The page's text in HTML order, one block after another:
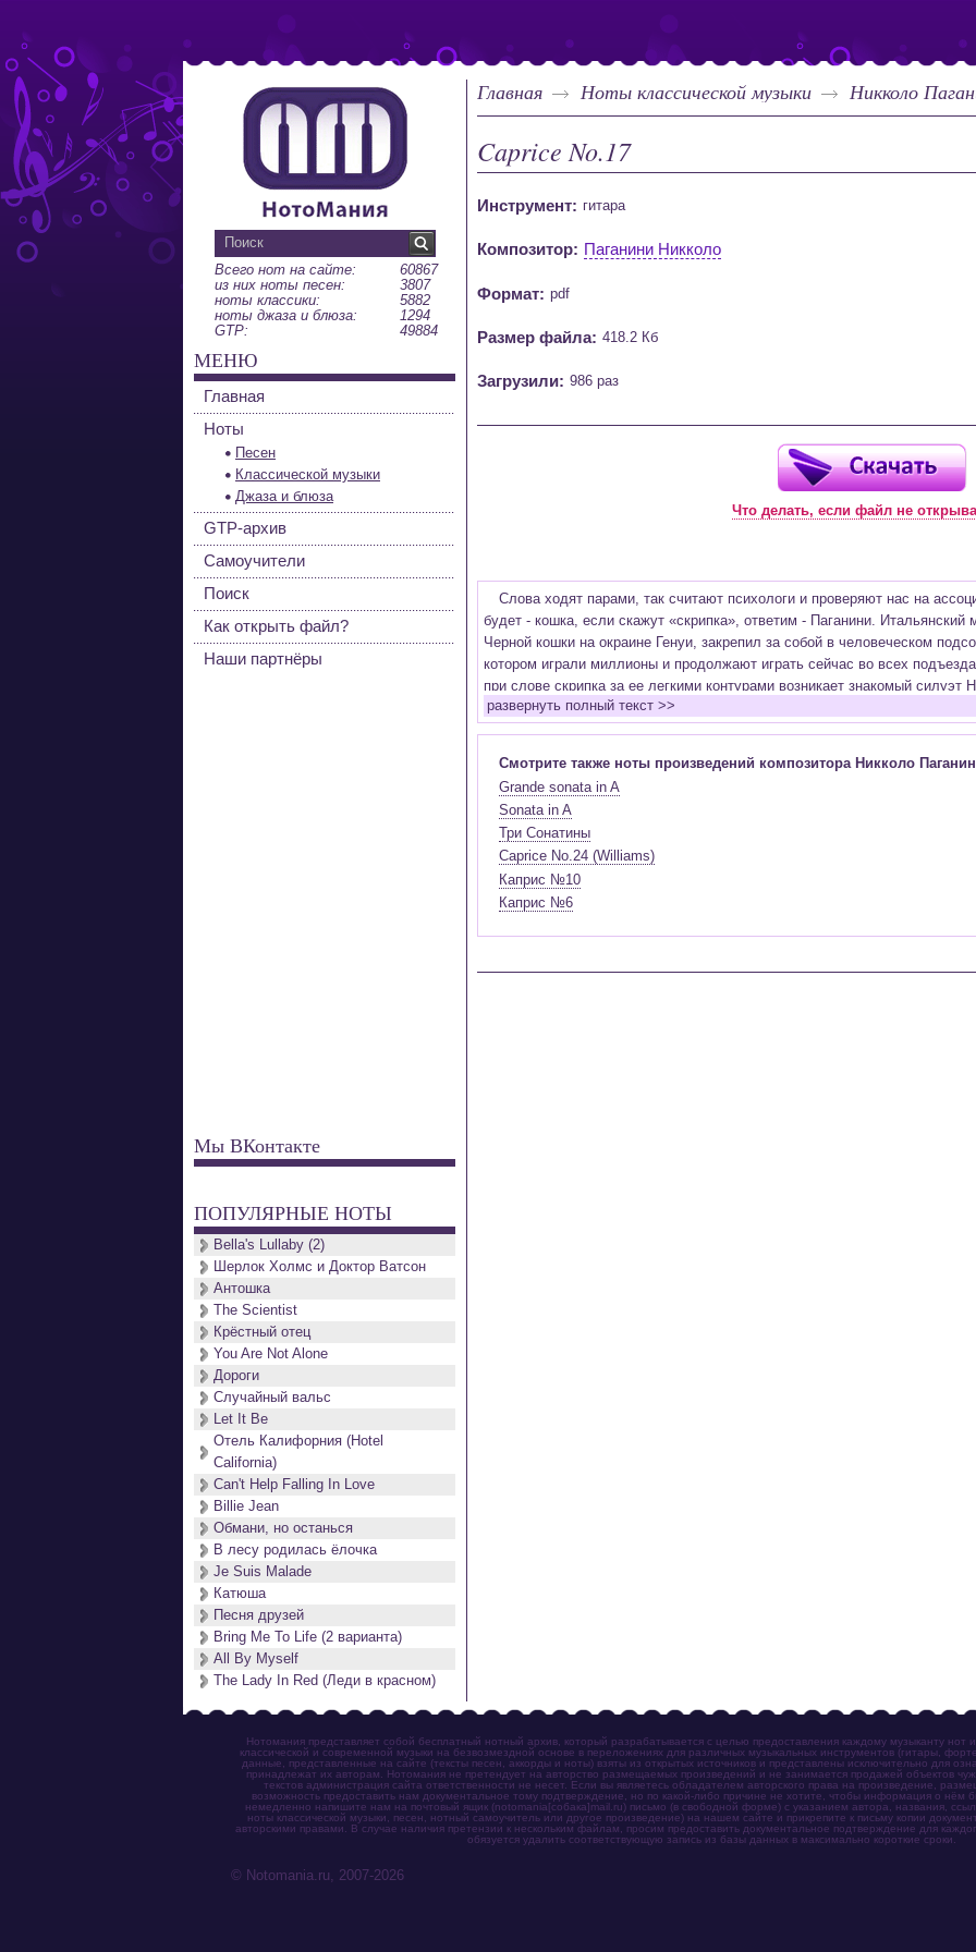
Главная Ноты классической музыки Никколо
Caprice No.17
Инструмент: гитара
Композитор: Паганини Никколо
Формат: pdf
Размер файла: 418.2 Кб
Загрузили: 986 раз
Что делать, если файл не
Слова ходят парами, так считают психологи и проверяют нас на
будет - кошка, если скажут «скрипка», ответим - Паганини.
Черной кошки на окраине Генуи, закрепил за собой в человеческом
котором играли миллионы и продолжают играть сейчас во всех
при слове скрипка за ее легкими контурами возникает знакомый
получив скрипку из рук отца, как показало время, на деле получил ее из
Портовый грузчик, ставший мелким лавочником, Антонио Паганини
подальше. Только сын не покидал отца, но однажды не выдержал и
Паганини-старший сразу увидел за маленьким мальчиком тень больших
виртуоза, которому не было и четырех лет.
Подарив дорогую игрушку, у ребенка отобрали беспечные детские
голодный, он занимался днями напролет. Кончилось это тем, что малыш
его умершим и собирались похоронить. И на протяжении всей жизни
смерти, но Паганини оказывался жив. Мистика, но потом уже умершего
детстве, он так и жил под прямыми лучами славы и точными ударами
развернуть полный текст >>
Смотрите также ноты произведений композитора Никколо
Grande sonata in A
Sonata in A
Три Сонатины
Caprice No.24 (Williams)
Каприс №10
Каприс №6
Всего нот на сайте:
60867
из них ноты песен:
3807
ноты классики:
5882
ноты джаза и блюза:
1294
GTP:
49884
МЕНЮ
Главная
Ноты
Песен
Классической музыки
Джаза и блюза
GTP-архив
Самоучители
Поиск
Как открыть файл?
Наши партнёры
Мы ВКонтакте
ПОПУЛЯРНЫЕ НОТЫ
Bella's Lullaby (2)
Шерлок Холмс и Доктор Ватсон
Антошка
The Scientist
Крёстный отец
You Are Not Alone
Дороги
Случайный вальс
Let It Be
Отель Калифорния (Hotel
California)
Can't Help Falling In Love
Billie Jean
Обмани, но останься
В лесу родилась ёлочка
Je Suis Malade
Катюша
Песня друзей
Bring Me To Life (2 варианта)
All By Myself
The Lady In Red (Леди в красном)
Нотомания представляет собой бесплатный нотный архив, который разрабатывается с целью предоставления каждому музыканту нот
классической и современной музыки на безвозмездной основе в переложениях для различных музыкальных инструментов (гитары,
данные, представленные на сайте (тексты песен, аккорды и ноты) взяты из открытых источников и представлены исключительно для
принадлежат их авторам. Нотомания не претендует на авторство размещаемых произведений и не занимается продажей объектов
текстов администрация сайта ответственности не несет. Если вы являетесь обладателем авторского права на произведение,
возможность предоставить нам документальное тому подтверждение, но по какой-либо причине не хотите, чтобы информация о нём
немедленно напишите нам на почтовый ящик (notomania[собака]mail.ru) письмо (в свободной форме) с указанием автора, названия,
ноты классической музыки, песен, нотный самоучитель или другое произведение) на нашем сайте и прикрепите к письму копии
авторскими правами. В случае наличия претензии к нескольким файлам, просим предоставить документальное подтверждение для
обязуется удалить соответствующую запись из базы данных в максимально короткие сроки.
© Notomania.ru, 2007-2026